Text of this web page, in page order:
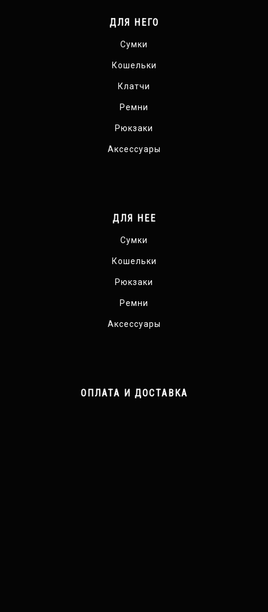
ДЛЯ НЕГО
Сумки
Кошельки
Клатчи
Ремни
Рюкзаки
Аксессуары
ДЛЯ НЕЕ
Сумки
Кошельки
Рюкзаки
Ремни
Аксессуары
ОПЛАТА И ДОСТАВКА